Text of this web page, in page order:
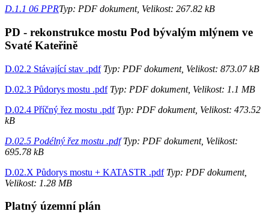
D.1.1 06 PPRTyp: PDF dokument, Velikost: 267.82 kB
PD - rekonstrukce mostu Pod bývalým mlýnem ve
Svaté Kateřině
D.02.2 Stávající stav .pdfTyp: PDF dokument, Velikost: 873.07 kB
D.02.3 Půdorys mostu .pdfTyp: PDF dokument, Velikost: 1.1 MB
D.02.4 Příčný řez mostu .pdfTyp: PDF dokument, Velikost: 473.52
kB
D.02.5 Podélný řez mostu .pdfTyp: PDF dokument, Velikost:
695.78 kB
D.02.X Půdorys mostu + KATASTR .pdfTyp: PDF dokument,
Velikost: 1.28 MB
Platný územní plán